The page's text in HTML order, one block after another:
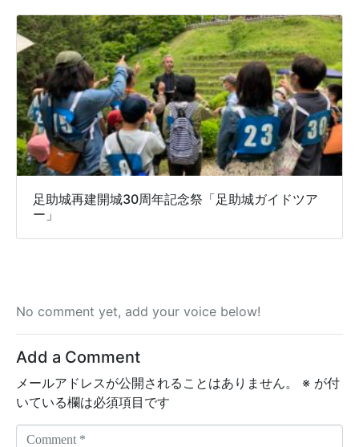
足助城再建開城30周年記念祭「足助城ガイドツア
ー」
No comment yet, add your voice below!
Add a Comment
メールアドレスが公開されることはありません。 ※ が付
いている欄は必須項目です